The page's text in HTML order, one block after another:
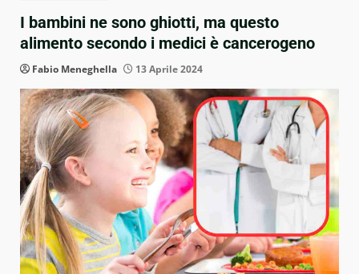
I bambini ne sono ghiotti, ma questo
alimento secondo i medici è cancerogeno
Fabio Meneghella 13 Aprile 2024